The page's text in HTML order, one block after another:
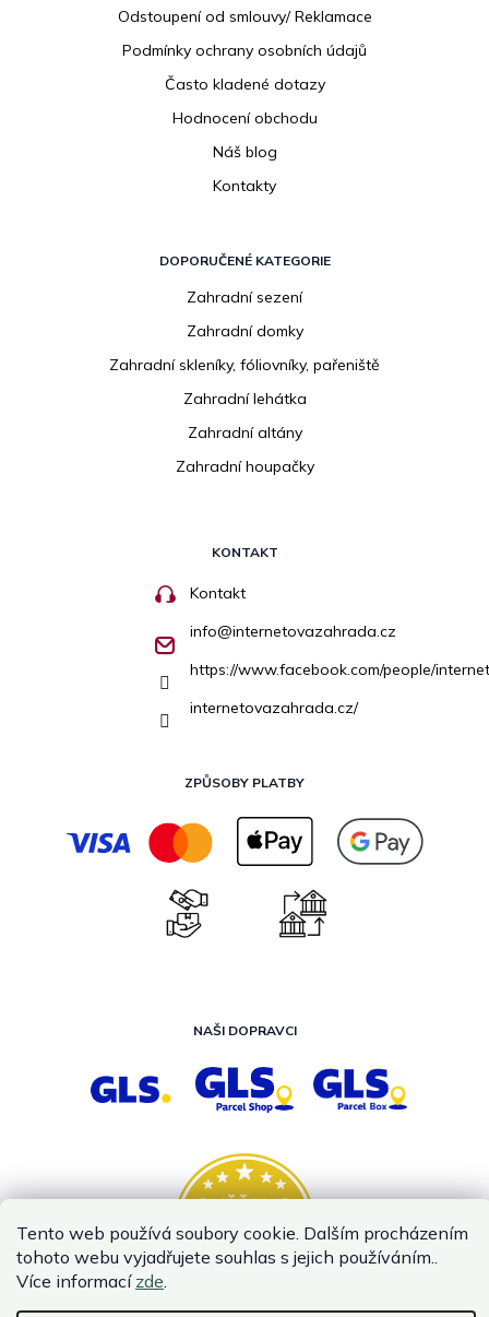
Tento web používá soubory cookie. Dalším procházením
tohoto webu vyjadřujete souhlas s jejich používáním..
Více informací zde.
Odstoupení od smlouvy/ Reklamace
Podmínky ochrany osobních údajů
Často kladené dotazy
Hodnocení obchodu
Náš blog
Kontakty
DOPORUČENÉ KATEGORIE
Zahradní sezení
Zahradní domky
Zahradní skleníky, fóliovníky, pařeniště
Zahradní lehátka
Zahradní altány
Zahradní houpačky
KONTAKT
Kontakt
info@internetovazahrada.cz
https://www.facebook.com/people/
internetovazahrada.cz/
ZPŮSOBY PLATBY
NAŠI DOPRAVCI